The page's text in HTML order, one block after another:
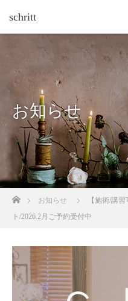
schritt
お知らせ
ホームお知らせ
【施術/講
ト/2026.2月ご予約受付中